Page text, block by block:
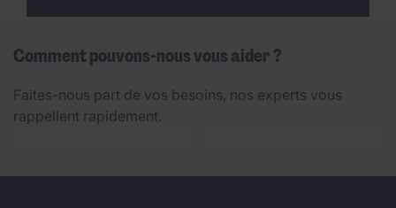
Comment pouvons-nous vous aider ?
Faites-nous part de vos besoins, nos experts vous
rappellent rapidement.